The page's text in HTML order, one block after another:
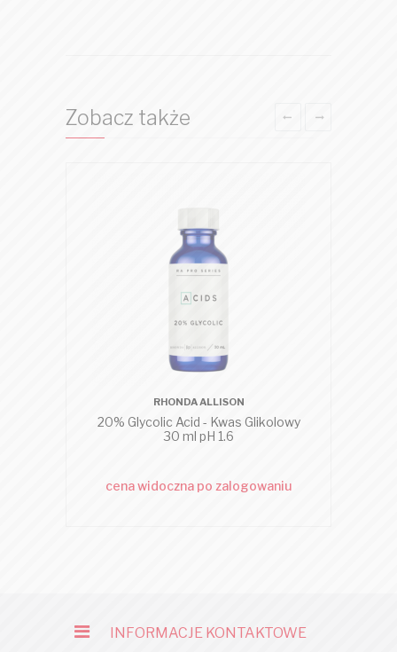
Zobacz także
RHONDA ALLISON
20% Glycolic Acid - Kwas Glikolowy
30 ml pH 1.6
cena widoczna po zalogowaniu
INFORMACJE KONTAKTOWE